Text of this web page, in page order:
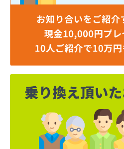
株式会社イイジマ
株式会社エコファースト
株式会社エス・ケーガス
株式会社エネサンスサービス
株式会社エルピオ 宇都宮営
株式会社オオイデ
株式会社ガスパル 宇都宮販
株式会社ガスパル 那須販売
株式会社キクチ
株式会社クレックス 宇都宮
株式会社クレックス 那須
株式会社グローバルエナジー